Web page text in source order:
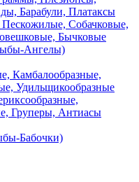
Барабули, Платаксы
Собачковые,
Бычковые
Ангелы)
Камбалообразные,
Удильщикообразные
Груперы, Антиасы
Бабочки)